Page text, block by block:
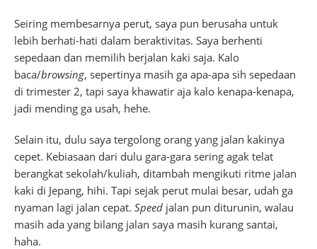
Seiring membesarnya perut, saya pun berusaha untuk
lebih berhati-hati dalam beraktivitas. Saya berhenti
sepedaan dan memilih berjalan kaki saja. Kalo
baca/browsing, sepertinya masih ga apa-apa sih sepedaan
di trimester 2, tapi saya khawatir aja kalo kenapa-kenapa,
jadi mending ga usah, hehe.
Selain itu, dulu saya tergolong orang yang jalan kakinya
cepet. Kebiasaan dari dulu gara-gara sering agak telat
berangkat sekolah/kuliah, ditambah mengikuti ritme jalan
kaki di Jepang, hihi. Tapi sejak perut mulai besar, udah ga
nyaman lagi jalan cepat. Speed jalan pun diturunin, walau
masih ada yang bilang jalan saya masih kurang santai,
haha.